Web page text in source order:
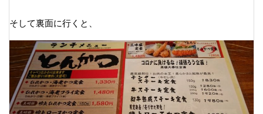
そして裏面に行くと、